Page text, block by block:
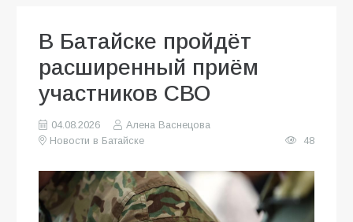
В Батайске пройдёт
расширенный приём
участников СВО
04.08.2026
Алена Васнецова
Новости в Батайске
48